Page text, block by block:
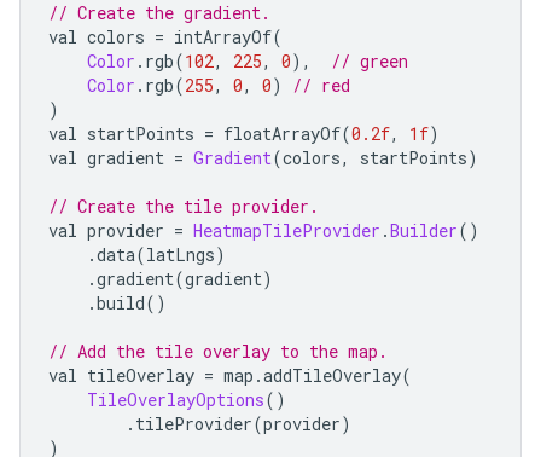
// Create the gradient.
val colors = intArrayOf(
Color . rgb(102, 225, 0),
// green
Color . rgb(255, 0, 0)
// red
)
val startPoints = floatArrayOf(0.2f, 1f)
val gradient = Gradient(colors, startPoints)
// Create the tile provider.
val provider = HeatmapTileProvider .Builder()
.data(latLngs)
.gradient(gradient)
.build()
// Add the tile overlay to the map.
val tileOverlay = map .addTileOverlay(
TileOverlayOptions()
. tileProvider(provider)
)